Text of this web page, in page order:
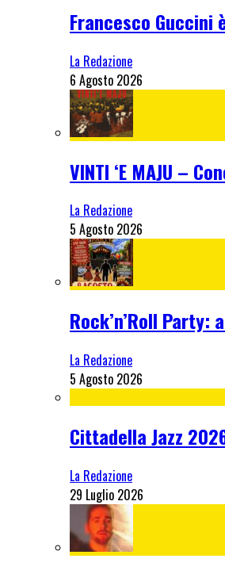
Francesco Guccini
La Redazione
6 Agosto 2026
VINTI ‘E MAJU –
La Redazione
5 Agosto 2026
Rock’n’Roll
La Redazione
5 Agosto 2026
Cittadella Jazz
La Redazione
29 Luglio 2026